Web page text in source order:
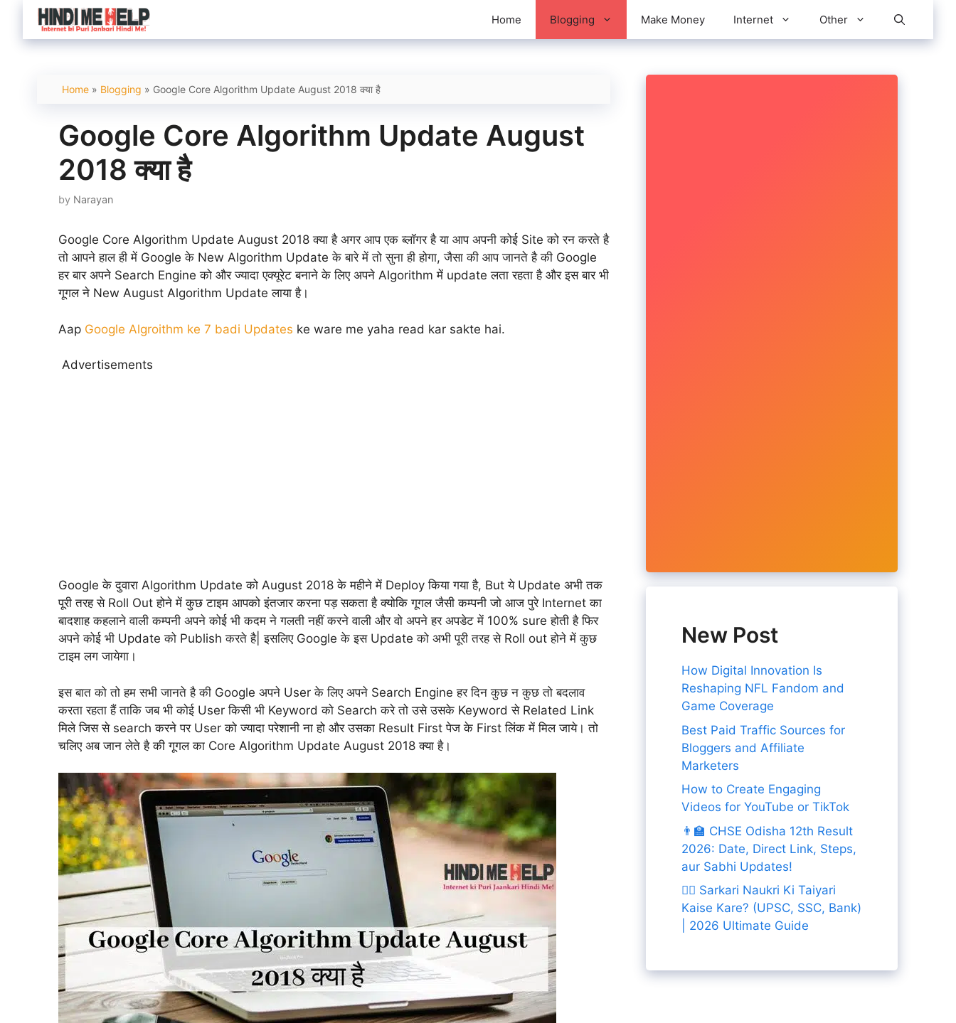
content
Home Blogging Make Money Internet Other
Home » Blogging » Google Core Algorithm Update August 2018 क्या है
Google Core Algorithm Update August
2018 क्या है
by Narayan
Google Core Algorithm Update August 2018 क्या है अगर आप एक ब्लॉगर है या आप अपनी कोई Site को रन करते है
तो आपने हाल ही में Google के New Algorithm Update के बारे में तो सुना ही होगा, जैसा की आप जानते है की Google
हर बार अपने Search Engine को और ज्यादा एक्यूरेट बनाने के लिए अपने Algorithm में update लता रहता है और इस बार भी
गूगल ने New August Algorithm Update लाया है।
Aap Google Algroithm ke 7 badi Updates ke ware me yaha read kar sakte hai.
Advertisements
Google के दुवारा Algorithm Update को August 2018 के महीने में Deploy किया गया है, But ये Update अभी तक
पूरी तरह से Roll Out होने में कुछ टाइम आपको इंतजार करना पड़ सकता है क्योकि गूगल जैसी कम्पनी जो आज पुरे Internet का
बादशाह कहलाने वाली कम्पनी अपने कोई भी कदम ने गलती नहीं करने वाली और वो अपने हर अपडेट में 100% sure होती है फिर
अपने कोई भी Update को Publish करते है| इसलिए Google के इस Update को अभी पूरी तरह से Roll out होने में कुछ
टाइम लग जायेगा।
इस बात को तो हम सभी जानते है की Google अपने User के लिए अपने Search Engine हर दिन कुछ न कुछ तो बदलाव
करता रहता हैं ताकि जब भी कोई User किसी भी Keyword को Search करे तो उसे उसके Keyword से Related Link
मिले जिस से search करने पर User को ज्यादा परेशानी ना हो और उसका Result First पेज के First लिंक में मिल जाये। तो
चलिए अब जान लेते है की गूगल का Core Algorithm Update August 2018 क्या है।
New Post
How Digital Innovation Is
Reshaping NFL Fandom and
Game Coverage
Best Paid Traffic Sources for
Bloggers and Affiliate
Marketers
How to Create Engaging
Videos for YouTube or TikTok
👨‍🏫 CHSE Odisha 12th Result
2026: Date, Direct Link, Steps,
aur Sabhi Updates!
👨‍✈️ Sarkari Naukri Ki Taiyari
Kaise Kare? (UPSC, SSC, Bank)
| 2026 Ultimate Guide